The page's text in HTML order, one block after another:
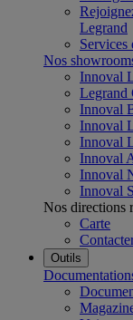
Legrand
Services
Nos
Innoval
Legrand
Innoval
Innoval
Innoval
Innoval
Innoval
Innoval
Nos directions
Carte
Outils